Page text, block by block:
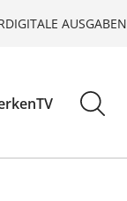
DIGITALE AUSGABEN